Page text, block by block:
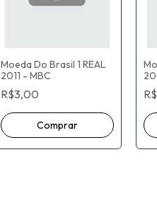
Moeda Do Brasil 1 REAL
2011 - MBC
R$3,00